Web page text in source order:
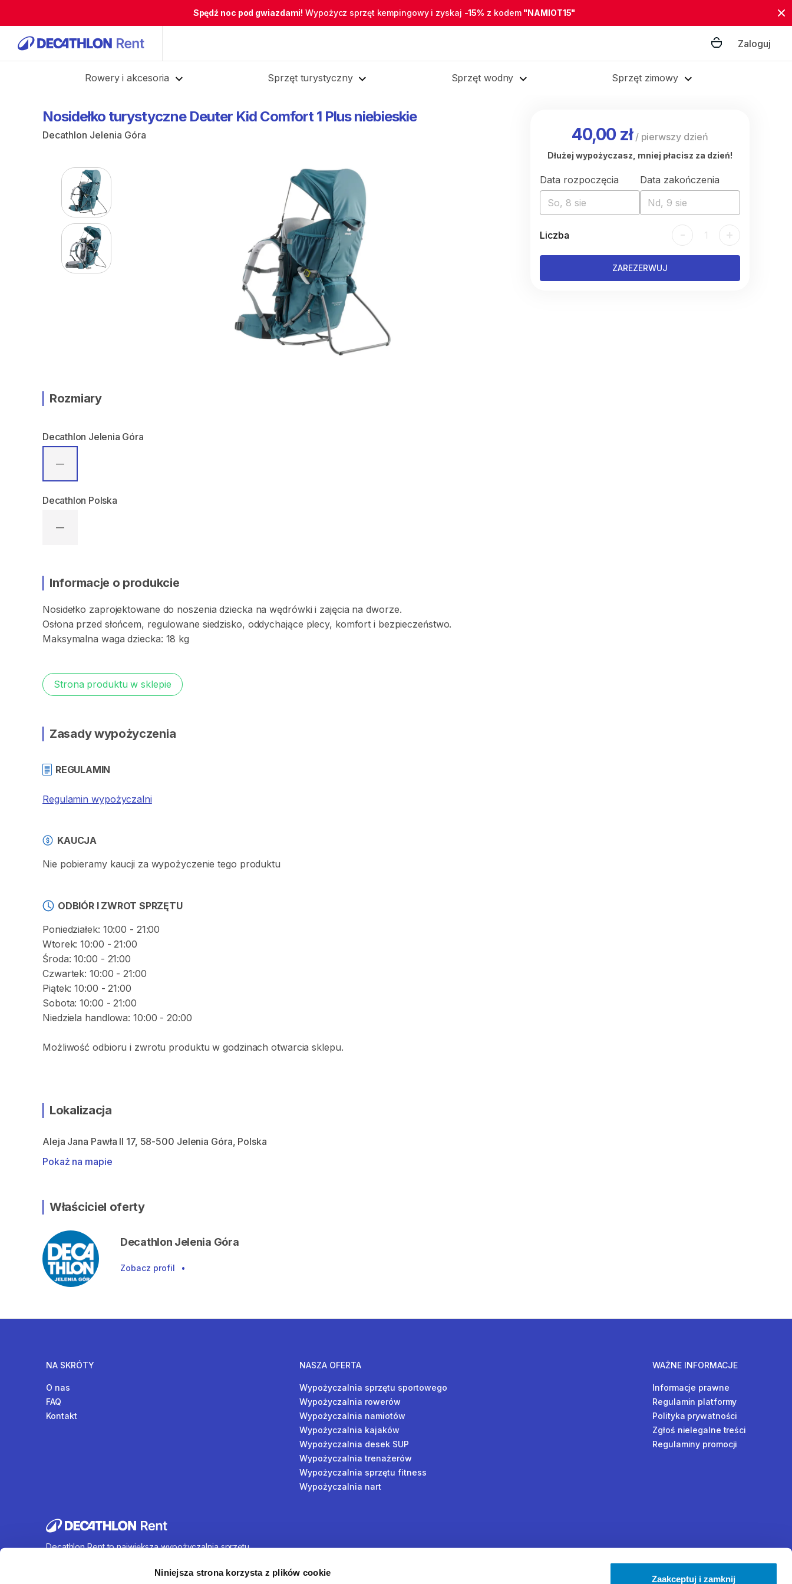
Niniejsza strona korzysta z plików cookie
Zaakceptuj i zamknij
Spędź noc pod gwiazdami! Wypożycz sprzęt kempingowy i zyskaj -15% z kodem "NAMIOT15"
Zaloguj
Rowery i akcesoria Sprzęt turystyczny Sprzęt wodny Sprzęt zimowy
Nosidełko turystyczne Deuter Kid Comfort 1 Plus niebieskie
Decathlon Jelenia Góra
Rozmiary
Decathlon Jelenia Góra
—
Decathlon Polska
—
Informacje o produkcie
Nosidełko zaprojektowane do noszenia dziecka na wędrówki i zajęcia na dworze.
Osłona przed słońcem​,​ regulowane siedzisko​,​ oddychające plecy​,​ komfort i bezpieczeństwo.
Maksymalna waga dziecka: 18 kg
Strona produktu w sklepie
Zasady wypożyczenia
REGULAMIN
Regulamin wypożyczalni
KAUCJA
Nie pobieramy kaucji za wypożyczenie tego produktu
ODBIÓR I ZWROT SPRZĘTU
Poniedziałek: 10:00 - 21:00
Wtorek: 10:00 - 21:00
Środa: 10:00 - 21:00
Czwartek: 10:00 - 21:00
Piątek: 10:00 - 21:00
Sobota: 10:00 - 21:00
Niedziela handlowa: 10:00 - 20:00
Możliwość odbioru i zwrotu produktu w godzinach otwarcia sklepu.
Lokalizacja
Aleja Jana Pawła II 17, 58-500 Jelenia Góra, Polska
Pokaż na mapie
Właściciel oferty
Decathlon Jelenia Góra
Zobacz profil •
40,00 zł/ pierwszy dzień
Dłużej wypożyczasz, mniej płacisz za dzień!
Data rozpoczęcia
So, 8 sie
Data zakończenia
Nd, 9 sie
Liczba - 1 +
ZAREZERWUJ
NA SKRÓTY
O nas
FAQ
Kontakt
NASZA OFERTA
Wypożyczalnia sprzętu sportowego
Wypożyczalnia rowerów
Wypożyczalnia namiotów
Wypożyczalnia kajaków
Wypożyczalnia desek SUP
Wypożyczalnia trenażerów
Wypożyczalnia sprzętu fitness
Wypożyczalnia nart
WAŻNE INFORMACJE
Informacje prawne
Regulamin platformy
Polityka prywatności
Zgłoś nielegalne treści
Regulaminy promocji
Decathlon Rent to największa wypożyczalnia sprzętu
wynajem rowerów, sprzętu turystycznego, sprzętu do